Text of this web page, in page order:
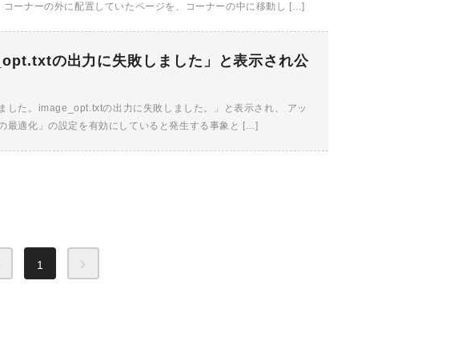
ーナーの外に配置していたページを、コーナーの中に移動し […]
の出力に失敗しました」と表示され公
した。image_opt.txtの出力に失敗しました。」と表示され、 アッ
最適化」の設定を有効にしていると発生する事象と […]
1